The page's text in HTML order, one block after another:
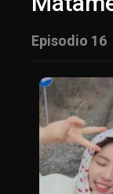
Episodio 16